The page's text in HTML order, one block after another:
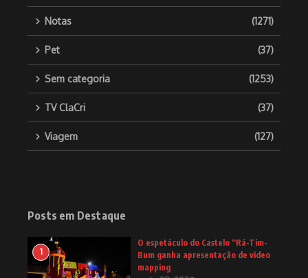
Notas (1271)
Pet (37)
Sem categoria (1253)
TV ClaCri (37)
Viagem (127)
Posts em Destaque
1
O espetáculo do Castelo “Rá-Tim-
Bum ganha apresentação de video
mapping